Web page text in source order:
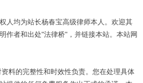
人均为站长杨春宝高级律师本人。欢迎其
作者和出处"法律桥"，并链接本站。本站网
料的完整性和时效性负责。您在处理具体